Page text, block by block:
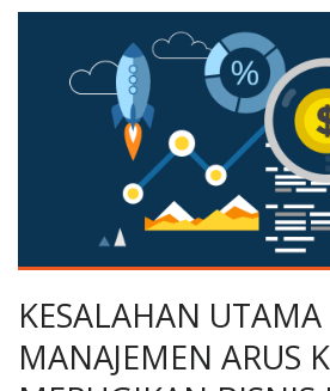
KESALAHAN UTAMA
MANAJEMEN ARUS